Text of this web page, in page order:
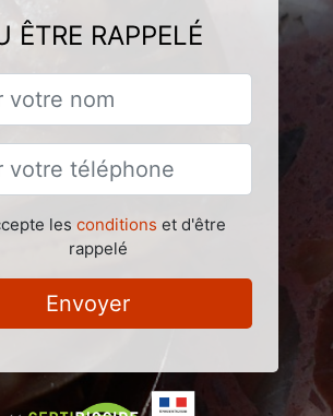
ÊTRE RAPPELÉ
les conditions et d'être
rappelé
Envoyer